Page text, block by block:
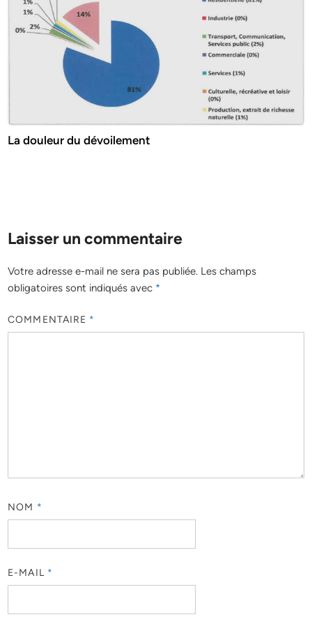
La douleur du dévoilement
Laisser un commentaire
Votre adresse e-mail ne sera pas publiée. Les champs
obligatoires sont indiqués avec *
COMMENTAIRE *
NOM *
E-MAIL *